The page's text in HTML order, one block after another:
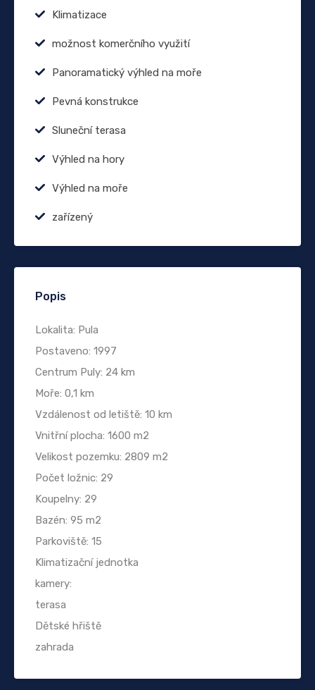
Klimatizace
možnost komerčního využití
Panoramatický výhled na moře
Pevná konstrukce
Sluneční terasa
Výhled na hory
Výhled na moře
zařízený
Popis
Lokalita: Pula
Postaveno: 1997
Centrum Puly: 24 km
Moře: 0,1 km
Vzdálenost od letiště: 10 km
Vnitřní plocha: 1600 m2
Velikost pozemku: 2809 m2
Počet ložnic: 29
Koupelny: 29
Bazén: 95 m2
Parkoviště: 15
Klimatizační jednotka
kamery:
terasa
Dětské hřiště
zahrada